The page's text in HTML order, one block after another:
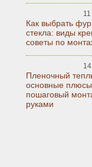
Как выбрать
стекла: виды
советы по
Пленочный
основные
пошаговый
руками